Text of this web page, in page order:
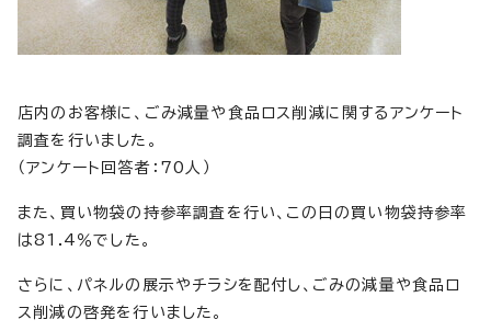
店内のお客様に、ごみ減量や食品ロス削減に関するアンケート
調査を行いました。
（アンケート回答者：70人）
また、買い物袋の持参率調査を行い、この日の買い物袋持参率
は81.4％でした。
さらに、パネルの展示やチラシを配付し、ごみの減量や食品ロ
ス削減の啓発を行いました。